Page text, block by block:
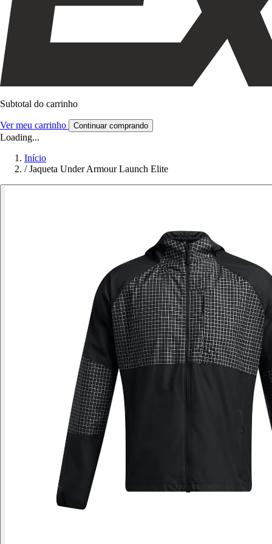
Subtotal do carrinho
Ver meu carrinho Continuar comprando
Loading...
Início
/ Jaqueta Under Armour Launch Elite